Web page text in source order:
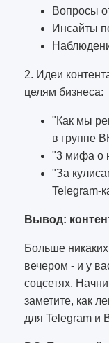
Вопросы
Инсайты
2. Идеи
целям бизнеса:
"Как мы
в группе
"3 мифа о
"За
Telegram-
Вывод:
Больше
вечером - и у
соцсетях.
заметите, как
для Telegram и